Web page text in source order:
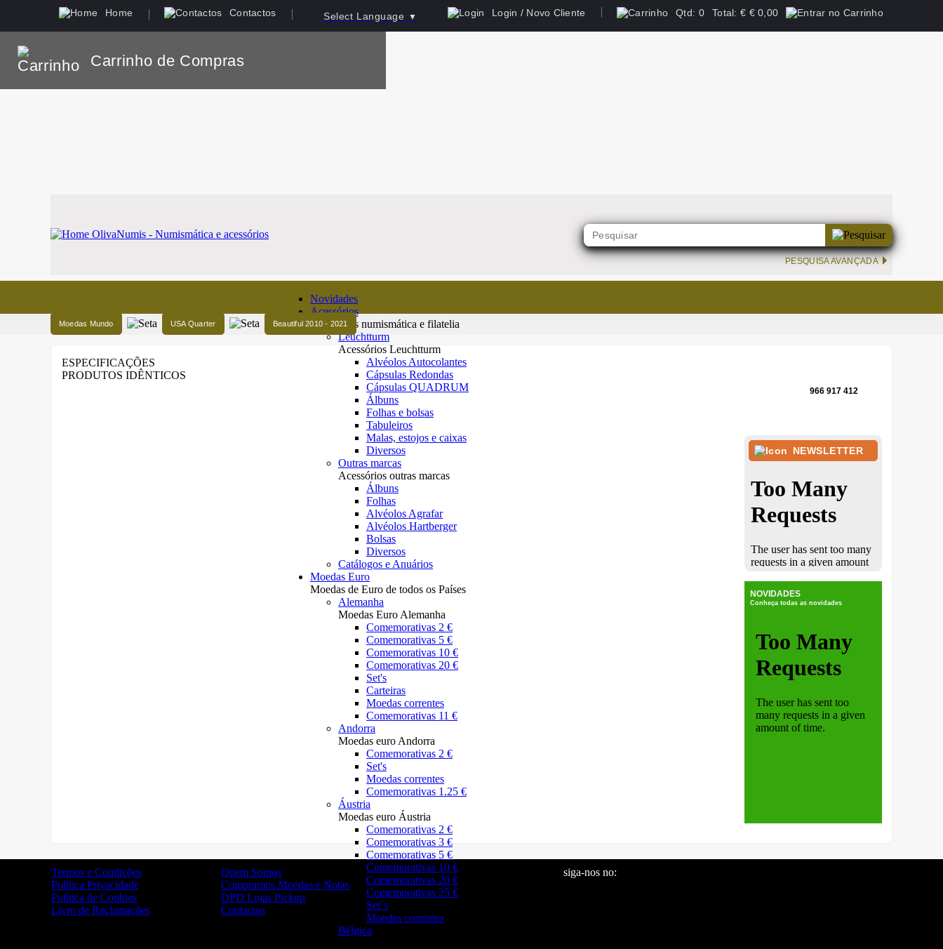
Home Contactos Select Language ▼ Login / Novo Cliente Qtd: 0 Total: € € 0,00
Carrinho de Compras
PESQUISA AVANÇADA
Novidades
Acessórios
Acessórios numismática e filatelia
Leuchtturm
Acessórios Leuchtturm
Alvéolos Autocolantes
Cápsulas Redondas
Cápsulas QUADRUM
Álbuns
Folhas e bolsas
Tabuleiros
Malas, estojos e caixas
Diversos
Outras marcas
Acessórios outras marcas
Álbuns
Folhas
Alvéolos Agrafar
Alvéolos Hartberger
Bolsas
Diversos
Catálogos e Anuários
Moedas Euro
Moedas de Euro de todos os Países
Alemanha
Moedas Euro Alemanha
Comemorativas 2 €
Comemorativas 5 €
Comemorativas 10 €
Comemorativas 20 €
Set's
Carteiras
Moedas correntes
Comemorativas 11 €
Andorra
Moedas euro Andorra
Comemorativas 2 €
Set's
Moedas correntes
Comemorativas 1.25 €
Áustria
Moedas euro Áustria
Comemorativas 2 €
Comemorativas 3 €
Comemorativas 5 €
Comemorativas 10 €
Comemorativas 20 €
Comemorativas 25 €
Set´s
Moedas correntes
Bélgica
Moedas Mundo USA Quarter Beautiful 2010 - 2021
ESPECIFICAÇÕES
PRODUTOS IDÊNTICOS
966 917 412
NEWSLETTER
NOVIDADES
Conheça todas as novidades
Termos e Condições
Política Privacidade
Política de Cookies
Livro de Reclamações
Quem Somos
Compramos Moedas e Notas
DPD Lojas Pickup
Contactos
siga-nos no: